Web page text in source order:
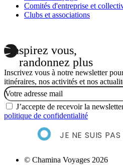
Comités d'entreprise et
Clubs et associations
Inspirez vous,
randonnez plus
Inscrivez vous à notre newsletter
itinéraires, nos activités et nos
Email
J’accepte de recevoir la
politique de confidentialité
JE NE SUIS
© Chamina Voyages 2026